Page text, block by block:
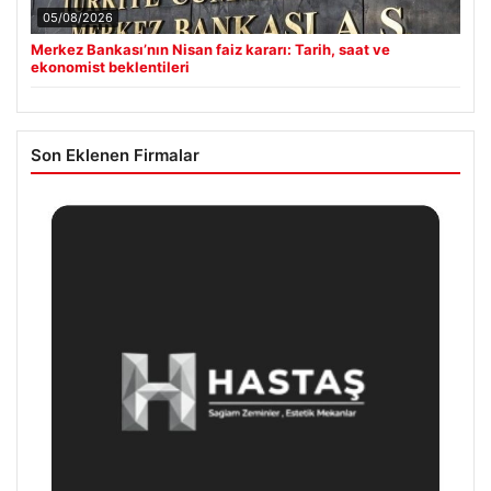
05/08/2026
Merkez Bankası’nın Nisan faiz kararı: Tarih, saat ve
ekonomist beklentileri
Son Eklenen Firmalar